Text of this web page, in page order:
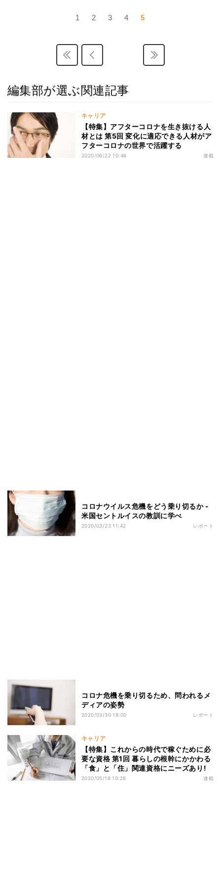
1 2 3 4 5
編集部が選ぶ関連記事
キャリア
【特集】アフターコロナを生き抜ける人
材とは 第5回 変化に適応できる人材がア
フターコロナの世界で活躍する
2020/06/22 10:46 連載
コロナウイルス危機をどう乗り切るか -
米国セントルイスの教訓に学べ
2020/03/23 11:42 レポート
コロナ危機を乗り切るため、問われるメ
ディアの姿勢
2020/03/30 18:00 レポート
キャリア
【特集】これからの時代で稼ぐために必
要な資格 第1回 暮らしの根幹にかかわる
「食」と「住」関連資格にニーズあり!
2020/05/18 10:26 連載